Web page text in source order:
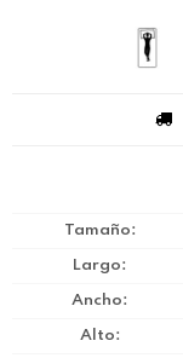
Tamaño
Largo
Ancho
Alto